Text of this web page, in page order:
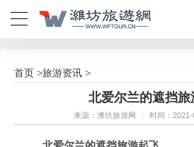
首页 >旅游资讯 >
北爱尔兰的遮挡旅
来源：潍坊旅游网 / 时间：